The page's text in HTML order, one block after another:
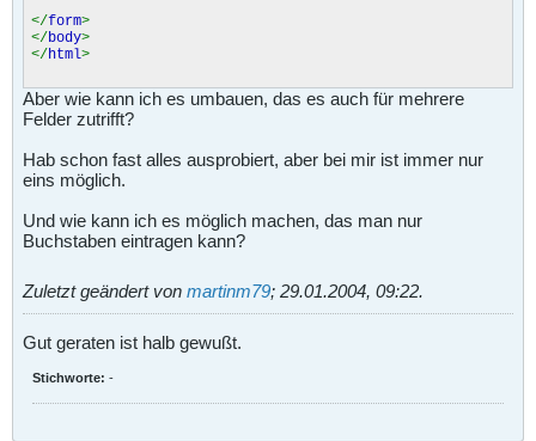
</form>
</body>
</html>
Aber wie kann ich es umbauen, das es auch für mehrere
Felder zutrifft?
Hab schon fast alles ausprobiert, aber bei mir ist immer nur
eins möglich.
Und wie kann ich es möglich machen, das man nur
Buchstaben eintragen kann?
Zuletzt geändert von martinm79; 29.01.2004, 09:22.
Gut geraten ist halb gewußt.
Stichworte: -